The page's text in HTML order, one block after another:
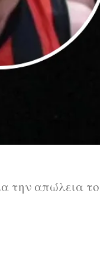
την απώλεια